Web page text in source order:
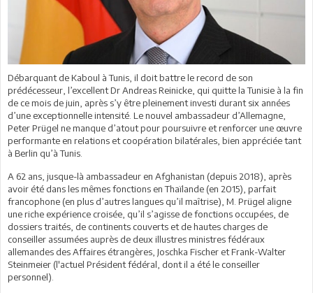
Débarquant de Kaboul à Tunis, il doit battre le record de son
prédécesseur, l’excellent Dr Andreas Reinicke, qui quitte la Tunisie à la fin
de ce mois de juin, après s’y être pleinement investi durant six années
d’une exceptionnelle intensité. Le nouvel ambassadeur d’Allemagne,
Peter Prügel ne manque d’atout pour poursuivre et renforcer une œuvre
performante en relations et coopération bilatérales, bien appréciée tant
à Berlin qu’à Tunis.
A 62 ans, jusque-là ambassadeur en Afghanistan (depuis 2018), après
avoir été dans les mêmes fonctions en Thaïlande (en 2015), parfait
francophone (en plus d’autres langues qu’il maîtrise), M. Prügel aligne
une riche expérience croisée, qu’il s’agisse de fonctions occupées, de
dossiers traités, de continents couverts et de hautes charges de
conseiller assumées auprès de deux illustres ministres fédéraux
allemandes des Affaires étrangères, Joschka Fischer et Frank-Walter
Steinmeier (l'actuel Président fédéral, dont il a été le conseiller
personnel).